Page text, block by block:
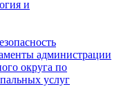
и
администрации
округа по
услуг